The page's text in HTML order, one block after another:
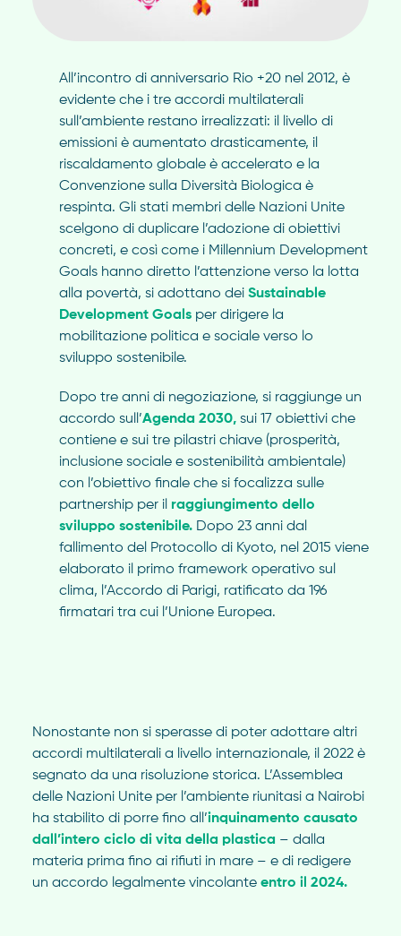
All’incontro di anniversario Rio +20 nel 2012, è
evidente che i tre accordi multilaterali
sull’ambiente restano irrealizzati: il livello di
emissioni è aumentato drasticamente, il
riscaldamento globale è accelerato e la
Convenzione sulla Diversità Biologica è
respinta. Gli stati membri delle Nazioni Unite
scelgono di duplicare l’adozione di obiettivi
concreti, e così come i Millennium Development
Goals hanno diretto l’attenzione verso la lotta
alla povertà, si adottano dei Sustainable
Development Goalsper dirigere la
mobilitazione politica e sociale verso lo
sviluppo sostenibile.
Dopo tre anni di negoziazione, si raggiunge un
accordo sull’Agenda 2030,sui 17 obiettivi che
contiene e sui tre pilastri chiave (prosperità,
inclusione sociale e sostenibilità ambientale)
con l’obiettivo finale che si focalizza sulle
partnership per il raggiungimento dello
sviluppo sostenibile.Dopo 23 anni dal
fallimento del Protocollo di Kyoto, nel 2015 viene
elaborato il primo framework operativo sul
clima, l’Accordo di Parigi, ratificato da 196
firmatari tra cui l’Unione Europea.
Nonostante non si sperasse di poter adottare altri
accordi multilaterali a livello internazionale, il 2022 è
segnato da una risoluzione storica. L’Assemblea
delle Nazioni Unite per l’ambiente riunitasi a Nairobi
ha stabilito di porre fino all’inquinamento causato
dall’intero ciclo di vita della plastica – dalla
materia prima fino ai rifiuti in mare – e di redigere
un accordo legalmente vincolante entro il 2024.